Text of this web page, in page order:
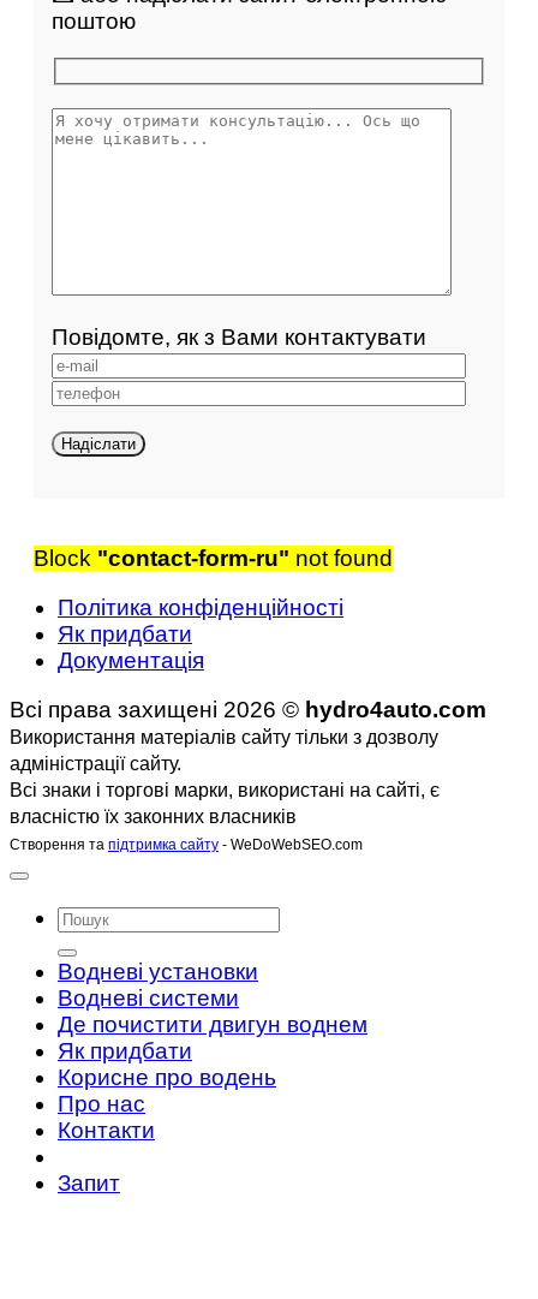
поштою
Повідомте, як з Вами контактувати
Block "contact-form-ru" not found
Політика конфіденційності
Як придбати
Документація
Всі права захищені 2026 © hydro4auto.com
Використання матеріалів сайту тільки з дозволу
адміністрації сайту.
Всі знаки і торгові марки, використані на сайті, є
власністю їх законних власників
Створення та підтримка сайту - WeDoWebSEO.com
Водневі установки
Водневі системи
Де почистити двигун воднем
Як придбати
Корисне про водень
Про нас
Контакти
Запит